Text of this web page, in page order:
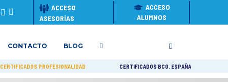
ACCESO
ASESORÍAS
ACCESO
ALUMNOS
CONTACTO BLOG
CERTIFICADOS PROFESIONALIDAD CERTIFICADOS BCO. ESPAÑA